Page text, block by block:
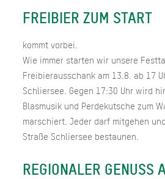
FREIBIER ZUM START
kommt vorbei.
Wie immer starten wir unsere
Freibierausschank am 13.8. ab 17
Schliersee. Gegen 17:30 Uhr wird
Blasmusik und Perdekutsche zum
marschiert. Jeder darf mitgehen
Straße Schliersee bestaunen.
REGIONALER GENUSS